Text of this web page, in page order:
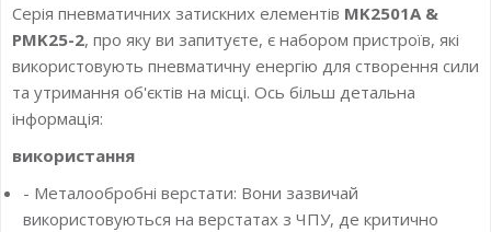
Серія пневматичних затискних елементів MK2501A &
PMK25-2, про яку ви запитуєте, є набором пристроїв, які
використовують пневматичну енергію для створення сили
та утримання об'єктів на місці. Ось більш детальна
інформація:
використання
- Металообробні верстати: Вони зазвичай
використовуються на верстатах з ЧПУ, де критично